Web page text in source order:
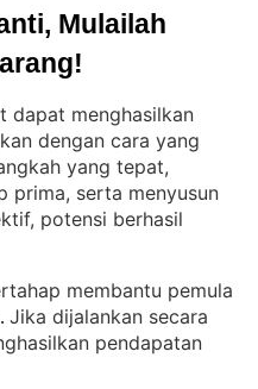
Mulailah
dapat menghasilkan
dengan cara yang
yang tepat,
prima, serta menyusun
potensi berhasil
membantu pemula
. Jika dijalankan secara
pendapatan